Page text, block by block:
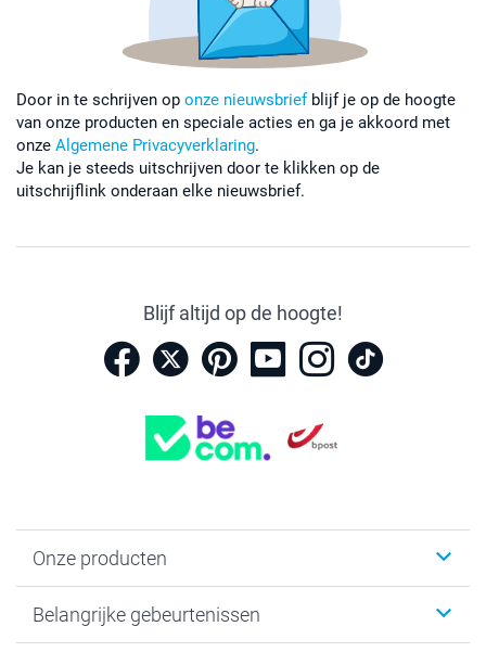
Door in te schrijven op onze nieuwsbriefblijf je op de hoogte
van onze producten en speciale acties en ga je akkoord met
onze Algemene Privacyverklaring.
Je kan je steeds uitschrijven door te klikken op de
uitschrijflink onderaan elke nieuwsbrief.
Blijf altijd op de hoogte!
Onze producten
Fotogeschenken
Belangrijke gebeurtenissen